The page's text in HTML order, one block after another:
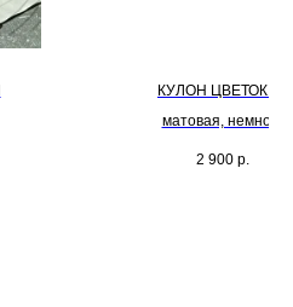
КУЛОН ЦВЕТОК 09
матовая, немного
глазурь
2 900 р.